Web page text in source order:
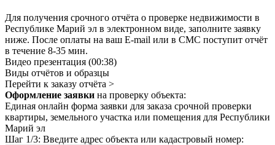
Для получения срочного отчёта о проверке недвижимости в
Республике Марий эл в электронном виде, заполните заявку
ниже. После оплаты на ваш E-mail или в СМС поступит отчёт
в течение 8-35 мин.
Видео презентация (00:38)
Виды отчётов и образцы
Перейти к заказу отчёта >
Оформление заявки на проверку объекта:
Единая онлайн форма заявки для заказа срочной проверки
квартиры, земельного участка или помещения для Республики
Марий эл
Шаг 1/3: Введите адрес объекта или кадастровый номер: